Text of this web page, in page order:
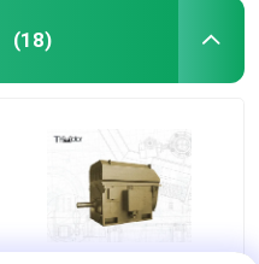
(18)